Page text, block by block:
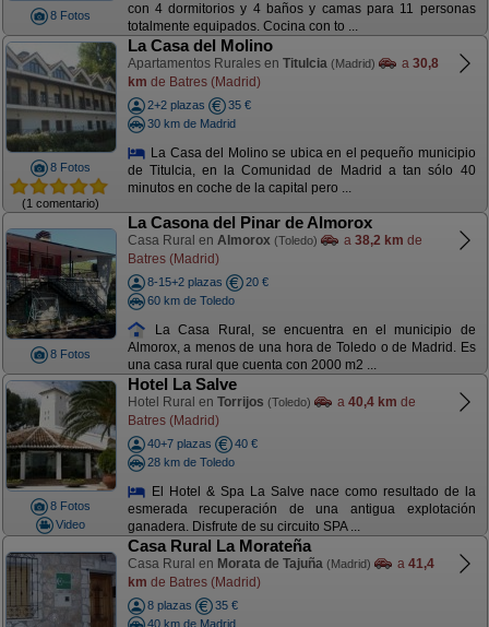
8 Fotos
con 4 dormitorios y 4 baños y camas para 11 personas
totalmente equipados. Cocina con to ...
8 Fotos
(1 comentario)
La Casa del Molino
Apartamentos Rurales en Titulcia (Madrid) a 30,8
km de Batres (Madrid)
2+2 plazas
35 €
30 km de Madrid
La Casa del Molino se ubica en el pequeño municipio
de Titulcia, en la Comunidad de Madrid a tan sólo 40
minutos en coche de la capital pero ...
8 Fotos
La Casona del Pinar de Almorox
Casa Rural en Almorox (Toledo) a 38,2 km de
Batres (Madrid)
8-15+2 plazas
20 €
60 km de Toledo
La Casa Rural, se encuentra en el municipio de
Almorox, a menos de una hora de Toledo o de Madrid. Es
una casa rural que cuenta con 2000 m2 ...
8 Fotos
Video
Hotel La Salve
Hotel Rural en Torrijos (Toledo) a 40,4 km de
Batres (Madrid)
40+7 plazas
40 €
28 km de Toledo
El Hotel & Spa La Salve nace como resultado de la
esmerada recuperación de una antigua explotación
ganadera. Disfrute de su circuito SPA ...
Casa Rural La Morateña
Casa Rural en Morata de Tajuña (Madrid) a 41,4
km de Batres (Madrid)
8 plazas
35 €
40 km de Madrid